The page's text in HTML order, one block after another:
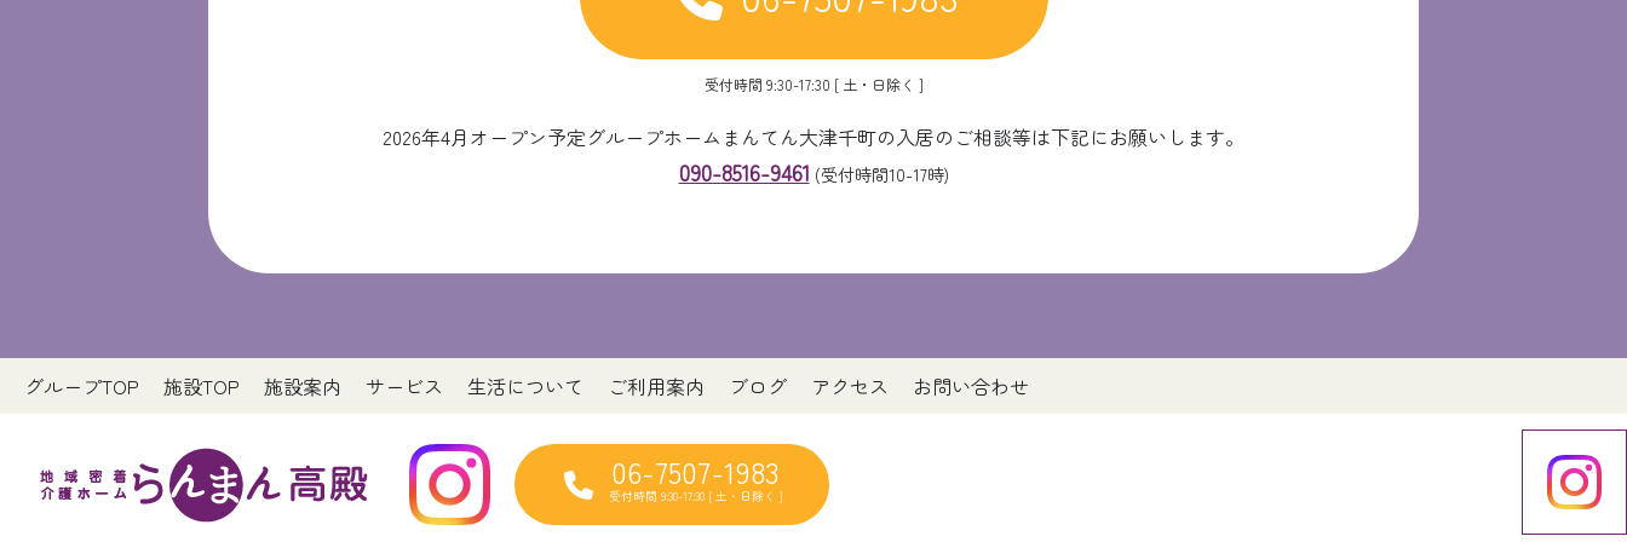
受付時間 9:30-17:30 [ 土・日除く ]
2026年4月オープン予定グループホームまんてん大津千町の入居のご相談等は下記にお願いします。
090-8516-9461 (受付時間10-17時)
グループTOP 施設TOP 施設案内 サービス 生活について ご利用案内 ブログ アクセス お問い合わせ
06-7507-1983
受付時間 9:30-17:30 [ 土・日除く ]